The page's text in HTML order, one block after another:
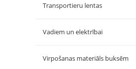
Transportieru lentas
Vadiem un elektrībai
Virpošanas materiāls buksēm